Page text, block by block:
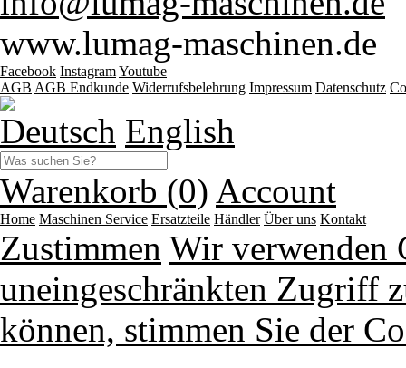
www.lumag-maschinen.de
Facebook InstagramYoutube
AGB AGB Endkunde Widerrufsbelehrung Impressum Datenschutz
Deutsch English
Warenkorb (0) Account
Home Maschinen Service Ersatzteile Händler Über uns Kontakt
Zustimmen Wir verwenden
uneingeschränkten Zugriff
können, stimmen Sie der